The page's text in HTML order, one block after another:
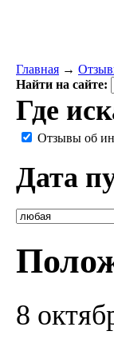
Главная →
Найти на сайте:
Где
Отзывы об
Дата
8